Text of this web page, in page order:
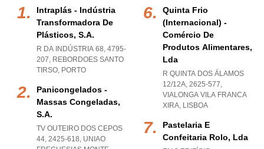
Intraplás - Indústria
Transformadora De
Plásticos, S.a.
R DA INDÚSTRIA 68, 4795-
207, REBORDOES SANTO
TIRSO, PORTO
Panicongelados -
Massas Congeladas,
S.a.
TV OUTEIRO DOS CEPOS
44, 2425-618, UNIAO
Quinta Frio
(internacional) -
Comércio De
Produtos Alimentares,
Lda
R QUINTA DOS ÁLAMOS
12/12A, 2625-577,
VIALONGA VILA FRANCA
XIRA, LISBOA
Pastelaria E
Confeitaria Rolo, Lda